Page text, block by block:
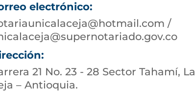
electrónico:
/
21 No. 23 - 28 Sector Tahamí, La
– Antioquia.